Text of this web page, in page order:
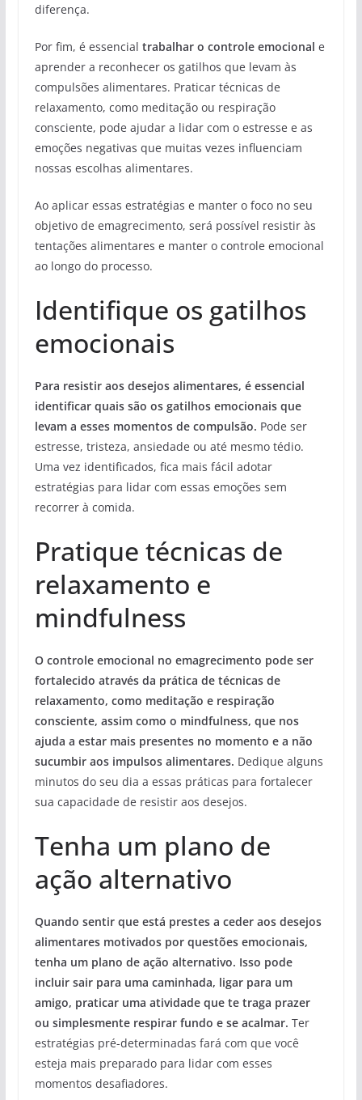
diferença.
Por fim, é essencial trabalhar o controle emocional e
aprender a reconhecer os gatilhos que levam às
compulsões alimentares. Praticar técnicas de
relaxamento, como meditação ou respiração
consciente, pode ajudar a lidar com o estresse e as
emoções negativas que muitas vezes influenciam
nossas escolhas alimentares.
Ao aplicar essas estratégias e manter o foco no seu
objetivo de emagrecimento, será possível resistir às
tentações alimentares e manter o controle emocional
ao longo do processo.
Identifique os gatilhos
emocionais
Para resistir aos desejos alimentares, é essencial
identificar quais são os gatilhos emocionais que
levam a esses momentos de compulsão. Pode ser
estresse, tristeza, ansiedade ou até mesmo tédio.
Uma vez identificados, fica mais fácil adotar
estratégias para lidar com essas emoções sem
recorrer à comida.
Pratique técnicas de
relaxamento e
mindfulness
O controle emocional no emagrecimento pode ser
fortalecido através da prática de técnicas de
relaxamento, como meditação e respiração
consciente, assim como o mindfulness, que nos
ajuda a estar mais presentes no momento e a não
sucumbir aos impulsos alimentares. Dedique alguns
minutos do seu dia a essas práticas para fortalecer
sua capacidade de resistir aos desejos.
Tenha um plano de
ação alternativo
Quando sentir que está prestes a ceder aos desejos
alimentares motivados por questões emocionais,
tenha um plano de ação alternativo. Isso pode
incluir sair para uma caminhada, ligar para um
amigo, praticar uma atividade que te traga prazer
ou simplesmente respirar fundo e se acalmar. Ter
estratégias pré-determinadas fará com que você
esteja mais preparado para lidar com esses
momentos desafiadores.